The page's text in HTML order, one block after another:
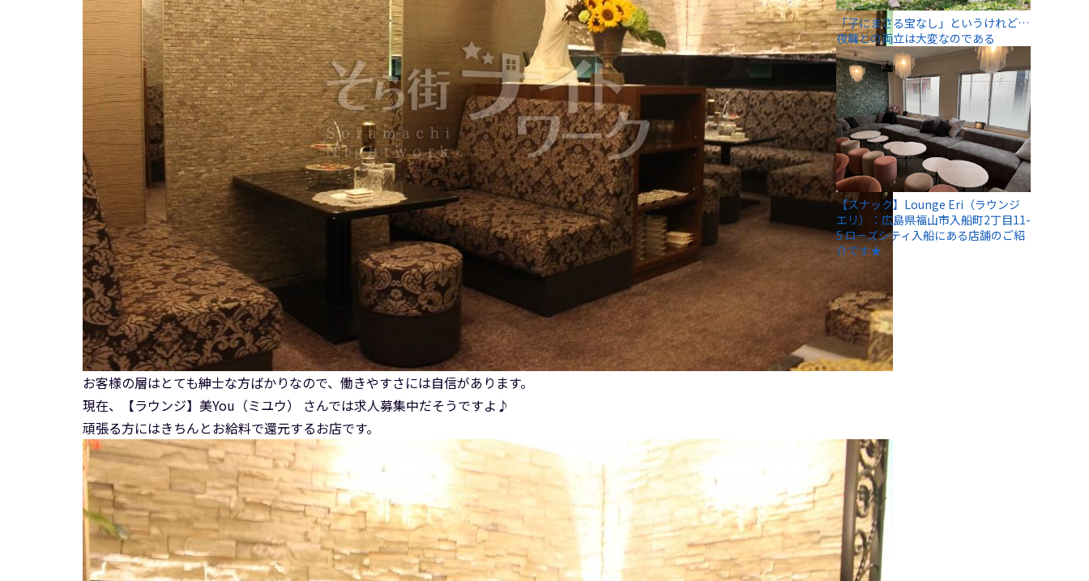
お客様の層はとても紳士な方ばかりなので、働きやすさには自信があります。
現在、【ラウンジ】美You（ミユウ） さんでは求人募集中だそうですよ♪
頑張る方にはきちんとお給料で還元するお店です。
「子にまさる宝なし」というけれど…
夜職との両立は大変なのである
【スナック】Lounge Eri（ラウンジ
エリ）：広島県福山市入船町2丁目11-
5 ローズシティ入船にある店舗のご紹
介です★